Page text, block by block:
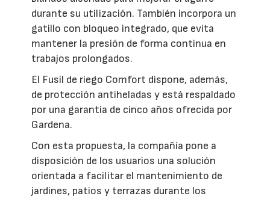
durante su utilización. También incorpora un
gatillo con bloqueo integrado, que evita
mantener la presión de forma continua en
trabajos prolongados.
El Fusil de riego Comfort dispone, además,
de protección antiheladas y está respaldado
por una garantía de cinco años ofrecida por
Gardena.
Con esta propuesta, la compañía pone a
disposición de los usuarios una solución
orientada a facilitar el mantenimiento de
jardines, patios y terrazas durante los